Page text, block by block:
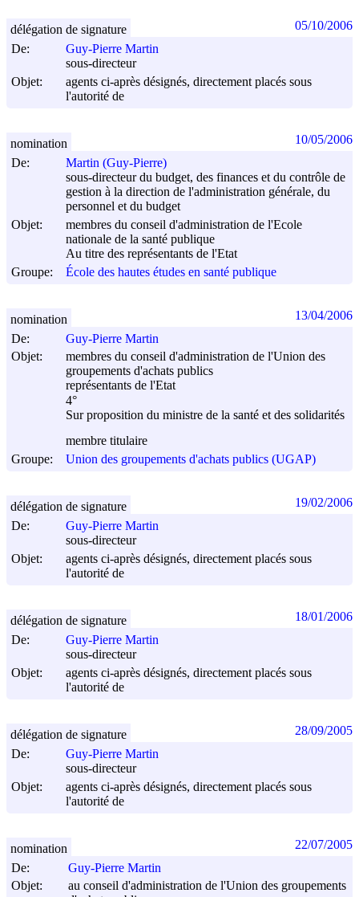
De:
Guy-Pierre Martin
sous-directeur
Objet:
agents ci-après désignés, directement placés sous
l'autorité de
délégation de signature 05/10/2006
De:
Martin (Guy-Pierre)
sous-directeur du budget, des finances et du contrôle de
gestion à la direction de l'administration générale, du
personnel et du budget
Objet:
membres du conseil d'administration de l'Ecole
nationale de la santé publique
Au titre des représentants de l'Etat
Groupe:
École des hautes études en santé publique
nomination 10/05/2006
De:
Guy-Pierre Martin
Objet:
membres du conseil d'administration de l'Union des
groupements d'achats publics
représentants de l'Etat
4°
Sur proposition du ministre de la santé et des solidarités
membre titulaire
Groupe:
Union des groupements d'achats publics (UGAP)
nomination 13/04/2006
De:
Guy-Pierre Martin
sous-directeur
Objet:
agents ci-après désignés, directement placés sous
l'autorité de
délégation de signature 19/02/2006
De:
Guy-Pierre Martin
sous-directeur
Objet:
agents ci-après désignés, directement placés sous
l'autorité de
délégation de signature 18/01/2006
De:
Guy-Pierre Martin
sous-directeur
Objet:
agents ci-après désignés, directement placés sous
l'autorité de
délégation de signature 28/09/2005
De:
Guy-Pierre Martin
Objet:
au conseil d'administration de l'Union des groupements
nomination 22/07/2005